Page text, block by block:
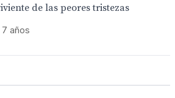
de las peores tristezas
años